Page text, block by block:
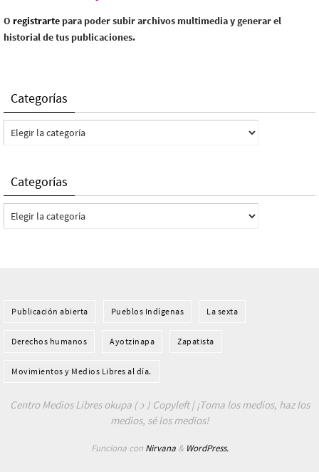
O registrarte para poder subir archivos multimedia y generar el
historial de tus publicaciones.
Categorías
Categorías
Categorías
Categorías
Publicación abierta Pueblos Indí­genas La sexta
Derechos humanos Ayotzinapa Zapatista
Movimientos y Medios Libres al día.
Centro Medios Libres okupa ( ɔ ) Copyleft | ¡Toma los medios, haz los
medios, sé los medios!
Funciona con Nirvana& WordPress.